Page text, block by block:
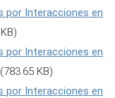
por Interacciones en
por Interacciones en
(783.65 KB)
por Interacciones en